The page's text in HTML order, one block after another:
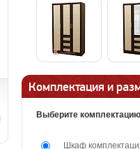
Комплектация и
Выберите
Шкаф